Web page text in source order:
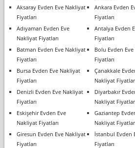
Aksaray Evden Eve Nakliyat
Fiyatları
Ankara Evden
Fiyatları
Adıyaman Evden Eve
Nakliyat Fiyatları
Antalya Evden
Fiyatları
Batman Evden Eve Nakliyat
Fiyatları
Bolu Evden
Fiyatları
Bursa Evden Eve Nakliyat
Fiyatları
Çanakkale
Nakliyat
Denizli Evden Eve Nakliyat
Fiyatları
Diyarbakır
Nakliyat
Eskişehir Evden Eve
Nakliyat Fiyatları
Gaziantep
Nakliyat
Giresun Evden Eve Nakliyat
Fiyatları
İstanbul Evden
Fiyatları